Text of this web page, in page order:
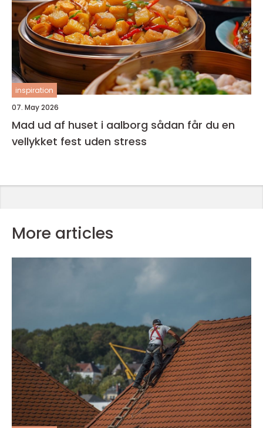
inspiration
07. May 2026
Mad ud af huset i aalborg sådan får du en
vellykket fest uden stress
More articles